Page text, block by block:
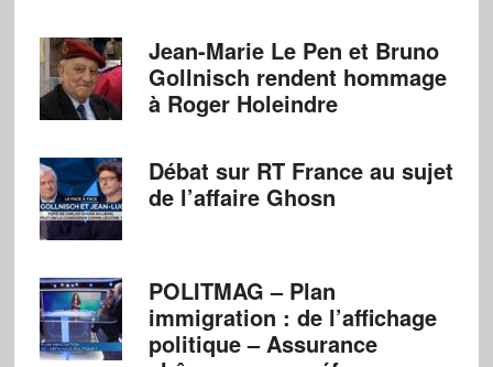
Jean-Marie Le Pen et Bruno
Gollnisch rendent hommage
à Roger Holeindre
Débat sur RT France au sujet
de l’affaire Ghosn
POLITMAG – Plan
immigration : de l’affichage
politique – Assurance